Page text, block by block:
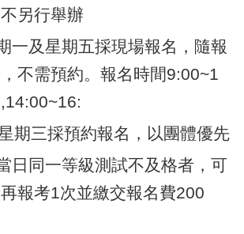
另行舉辦
一及星期五採現場報名，隨報
不需預約。報名時間9:00~1
期三採預約報名，以團體優先
日同一等級測試不及格者，可
報考1次並繳交報名費200